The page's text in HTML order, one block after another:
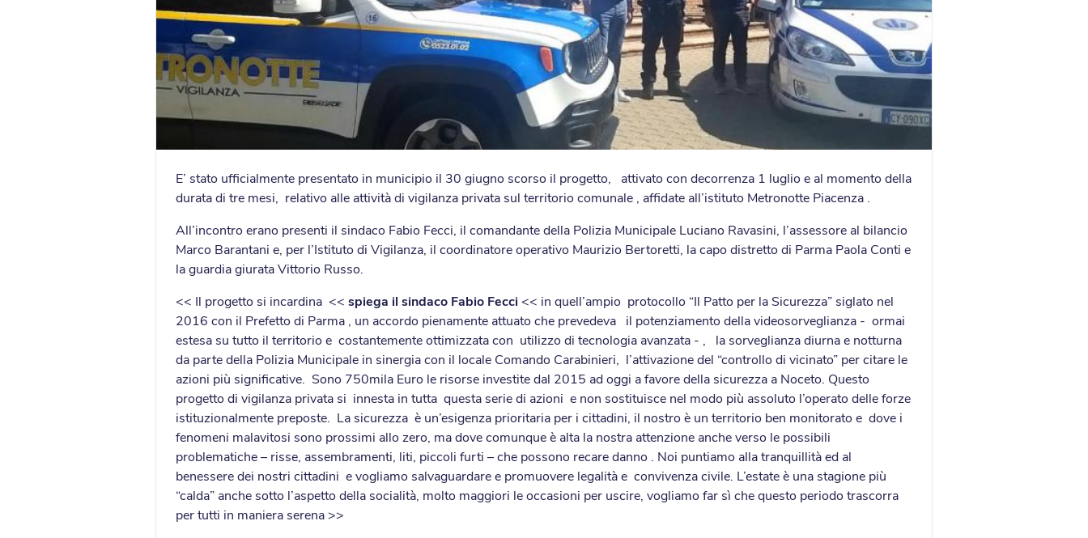
E’ stato ufficialmente presentato in municipio il 30 giugno scorso il progetto, attivato con decorrenza 1 luglio e al momento della
durata di tre mesi, relativo alle attività di vigilanza privata sul territorio comunale , affidate all’istituto Metronotte Piacenza .
All’incontro erano presenti il sindaco Fabio Fecci, il comandante della Polizia Municipale Luciano Ravasini, l’assessore al bilancio
Marco Barantani e, per l’Istituto di Vigilanza, il coordinatore operativo Maurizio Bertoretti, la capo distretto di Parma Paola Conti e
la guardia giurata Vittorio Russo.
<< Il progetto si incardina << spiega il sindaco Fabio Fecci<< in quell’ampio protocollo “Il Patto per la Sicurezza” siglato nel
2016 con il Prefetto di Parma , un accordo pienamente attuato che prevedeva il potenziamento della videosorveglianza - ormai
estesa su tutto il territorio e costantemente ottimizzata con utilizzo di tecnologia avanzata - , la sorveglianza diurna e notturna
da parte della Polizia Municipale in sinergia con il locale Comando Carabinieri, l’attivazione del “controllo di vicinato” per citare le
azioni più significative. Sono 750mila Euro le risorse investite dal 2015 ad oggi a favore della sicurezza a Noceto. Questo
progetto di vigilanza privata si innesta in tutta questa serie di azioni e non sostituisce nel modo più assoluto l’operato delle forze
istituzionalmente preposte. La sicurezza è un’esigenza prioritaria per i cittadini, il nostro è un territorio ben monitorato e dove i
fenomeni malavitosi sono prossimi allo zero, ma dove comunque è alta la nostra attenzione anche verso le possibili
problematiche – risse, assembramenti, liti, piccoli furti – che possono recare danno . Noi puntiamo alla tranquillità ed al
benessere dei nostri cittadini e vogliamo salvaguardare e promuovere legalità e convivenza civile. L’estate è una stagione più
“calda” anche sotto l’aspetto della socialità, molto maggiori le occasioni per uscire, vogliamo far sì che questo periodo trascorra
per tutti in maniera serena >>